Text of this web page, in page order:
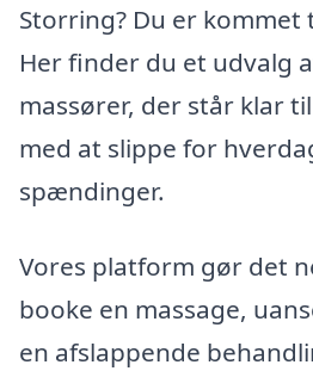
Storring? Du er
Her finder du et udvalg
massører, der står klar
med at slippe for
spændinger.
Vores platform gør det
booke en massage,
en afslappende